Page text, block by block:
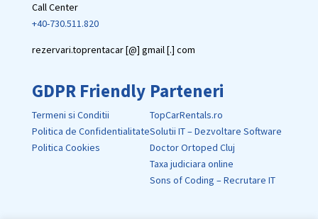
Call Center
+40-730.511.820
rezervari.toprentacar [@] gmail [.] com
GDPR Friendly
Termeni si Conditii
Politica de Confidentialitate
Politica Cookies
Parteneri
TopCarRentals.ro
Solutii IT – Dezvoltare Software
Doctor Ortoped Cluj
Taxa judiciara online
Sons of Coding – Recrutare IT